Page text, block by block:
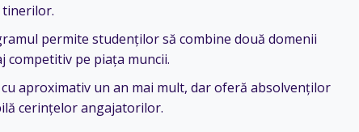
tinerilor.
permite studenților să combine două domenii
competitiv pe piața muncii.
aproximativ un an mai mult, dar oferă absolvenților
cerințelor angajatorilor.